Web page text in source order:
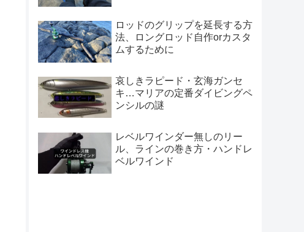
ロッドのグリップを延長する方
法、ロングロッド自作orカスタ
ムするために
哀しきラピード・玄海ガンセ
キ…マリアの定番ダイビングペ
ンシルの謎
レベルワインダー無しのリー
ル、ラインの巻き方・ハンドレ
ベルワインド